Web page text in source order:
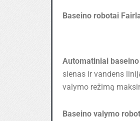
Baseino robotai
Automatiniai
sienas ir vandens
valymo režimą
Baseino valymo